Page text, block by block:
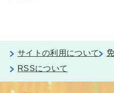
サイトの利用について
RSSについて